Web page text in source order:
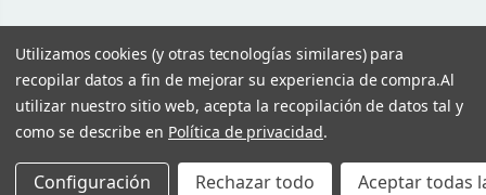
Utilizamos cookies (y otras tecnologías similares) para
recopilar datos a fin de mejorar su experiencia de compra.Al
utilizar nuestro sitio web, acepta la recopilación de datos tal y
como se describe en Política de privacidad.
Configuración Rechazar todo Aceptar todas